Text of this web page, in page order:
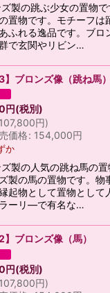
ズ製の跳ぶ少女の置物
置物です。モチーフは
ふれる逸品です。ブロ
で玄関やリビン…
】ブロンズ像（跳ね馬）
円(税別)
107,800円)
価格: 154,000円
か
ズ製の人気の跳ね馬の
製の馬の置物です。物
起物として置物として
ーリ―で有名な…
】ブロンズ像（馬）
円(税別)
107,800円)